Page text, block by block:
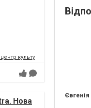
культури і мистецтв
Нова